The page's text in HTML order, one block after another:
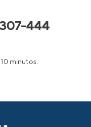
307-444
minutos.